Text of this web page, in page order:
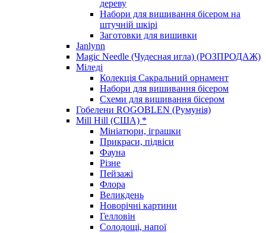
дереву
Набори для вишивання бісером на
штучній шкірі
Заготовки для вишивки
Janlynn
Magic Needle (Чудесная игла) (РОЗПРОДАЖ)
Міледі
Колекція Сакральний орнамент
Набори для вишивання бісером
Схеми для вишивання бісером
Гобелени ROGOBLEN (Румунія)
Mill Hill (США) *
Мініатюри, іграшки
Прикраси, підвіси
Фауна
Різне
Пейзажі
Флора
Великдень
Новорічні картини
Гелловін
Солодощі, напої